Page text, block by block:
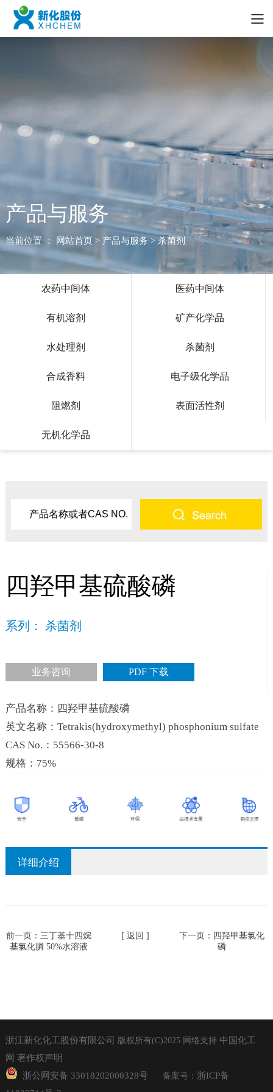
产品与服务
当前位置 ： 网站首页> 产品与服务 > 杀菌剂
农药中间体 医药中间体
有机溶剂 矿产化学品
水处理剂 杀菌剂
合成香料 电子级化学品
阻燃剂 表面活性剂
无机化学品
四羟甲基硫酸磷
系列： 杀菌剂
业务咨询 PDF 下载
产品名称：四羟甲基硫酸磷
英文名称：Tetrakis(hydroxymethyl) phosphonium sulfate
CAS No.：55566-30-8
规格：75%
详细介绍
前一页： 三丁基十四烷
基氯化膦 50%水溶液
[ 返回 ] 下一页： 四羟甲基氯化
磷
浙江新化化工股份有限公司 版权所有(C)2025网络支持 中国化工
网 著作权声明
浙公网安备 33018202000328号 备案号： 浙ICP备